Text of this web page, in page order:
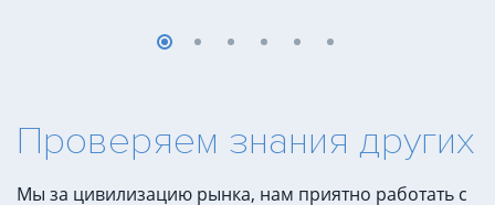
Проверяем знания других
Мы за цивилизацию рынка, нам приятно работать с